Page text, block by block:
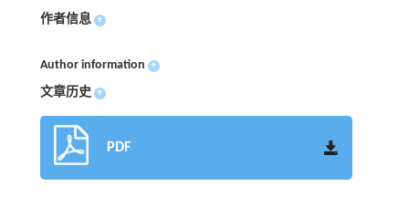
作者信息 +
Author information +
文章历史 +
PDF